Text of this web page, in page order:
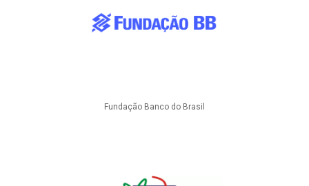
Fundação Banco do Brasil